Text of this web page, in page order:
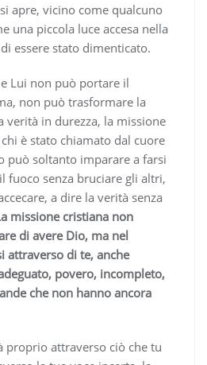
apre, vicino come qualcuno
una piccola luce accesa nella
essere stato dimenticato.
Lui non può portare il
non può trasformare la
verità in durezza, la missione
è stato chiamato dal cuore
può soltanto imparare a farsi
fuoco senza bruciare gli altri,
a dire la verità senza
missione cristiana non
di avere Dio, ma nel
attraverso di te, anche
povero, incompleto,
che non hanno ancora
proprio attraverso ciò che tu